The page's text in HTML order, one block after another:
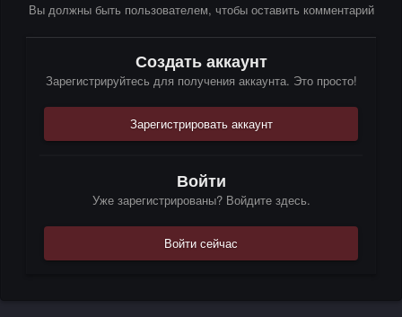
Вы должны быть пользователем, чтобы оставить комментарий
Создать аккаунт
Зарегистрируйтесь для получения аккаунта. Это просто!
Зарегистрировать аккаунт
Войти
Уже зарегистрированы? Войдите здесь.
Войти сейчас